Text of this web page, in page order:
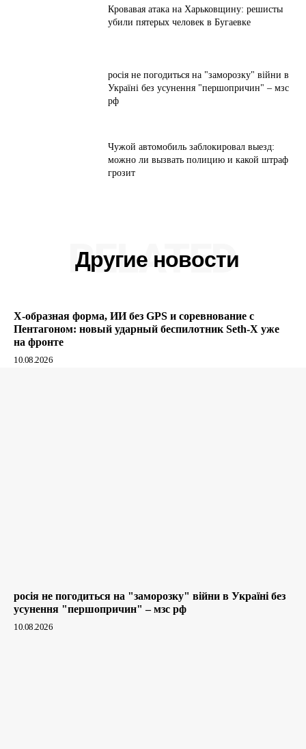
Кровавая атака на Харьковщину: решисты
убили пятерых человек в Бугаевке
росія не погодиться на "заморозку" війни в
Україні без усунення "першопричин" – мзс
рф
Чужой автомобиль заблокировал выезд:
можно ли вызвать полицию и какой штраф
грозит
Другие новости
RELATED
Х-образная форма, ИИ без GPS и соревнование с
Пентагоном: новый ударный беспилотник Seth-X уже
на фронте
10.08.2026
росія не погодиться на "заморозку" війни в Україні без
усунення "першопричин" – мзс рф
10.08.2026